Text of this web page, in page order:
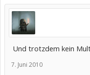
Und trotzdem kein
7. Juni 2010